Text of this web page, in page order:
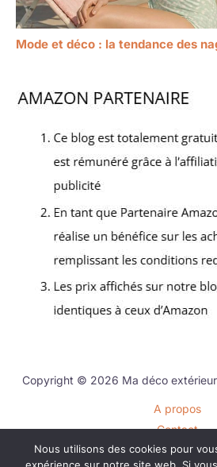
Mode et déco : la tendance des
Copyright © 2026 Ma déco
A propos
Contact
Plan du site
Nous utilisons des cookies pour